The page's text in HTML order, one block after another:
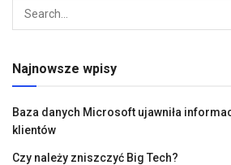
Najnowsze wpisy
Baza danych Microsoft ujawniła
klientów
Czy należy zniszczyć Big Tech?